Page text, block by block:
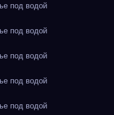
под водой
под водой
под водой
под водой
под водой